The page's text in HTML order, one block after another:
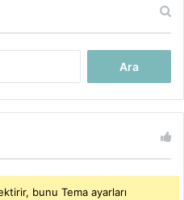
bunu Tema ayarları